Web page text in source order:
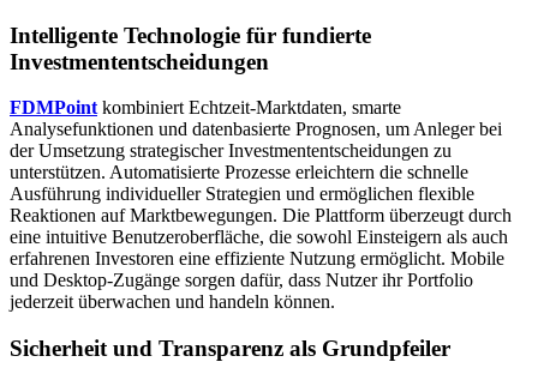
Intelligente Technologie für fundierte
Investmententscheidungen
FDMPoint kombiniert Echtzeit-Marktdaten, smarte
Analysefunktionen und datenbasierte Prognosen, um Anleger bei
der Umsetzung strategischer Investmententscheidungen zu
unterstützen. Automatisierte Prozesse erleichtern die schnelle
Ausführung individueller Strategien und ermöglichen flexible
Reaktionen auf Marktbewegungen. Die Plattform überzeugt durch
eine intuitive Benutzeroberfläche, die sowohl Einsteigern als auch
erfahrenen Investoren eine effiziente Nutzung ermöglicht. Mobile
und Desktop-Zugänge sorgen dafür, dass Nutzer ihr Portfolio
jederzeit überwachen und handeln können.
Sicherheit und Transparenz als Grundpfeiler